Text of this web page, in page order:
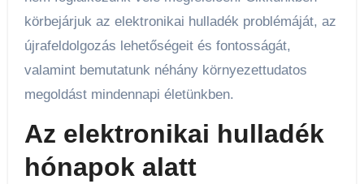
körbejárjuk az elektronikai hulladék problémáját, az
újrafeldolgozás lehetőségeit és fontosságát,
valamint bemutatunk néhány környezettudatos
megoldást mindennapi életünkben.
Az elektronikai hulladék
hónapok alatt